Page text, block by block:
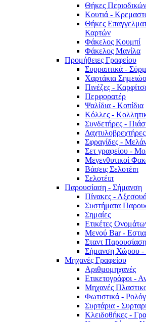
Θήκες Περιοδικών
Κουτιά -
Θήκες
Καρτών
Φάκελος Κουμπί
Φάκελος Μανίλα
Προμήθειες Γραφείου
Συρραπτικά -
Χαρτάκια
Πινέζες -
Περφορατέρ
Ψαλίδια - Κοπίδια
Κόλλες -
Συνδετήρες -
Σφραγίδες -
Σετ γραφείου -
Μεγενθυτικοί
Βάσεις Σελοτέιπ
Σελοτέιπ
Παρουσίαση - Σήμανση
Πίνακες -
Συστήματα
Σημαίες
Ετικέτες
Μενού Bar -
Σταντ
Σήμανση Χώρου -
Μηχανές Γραφείου
Αριθμομηχανές
Ετικετογράφοι -
Μηχανές
Φωτιστικά -
Συρτάρια -
Κλειδοθήκες -